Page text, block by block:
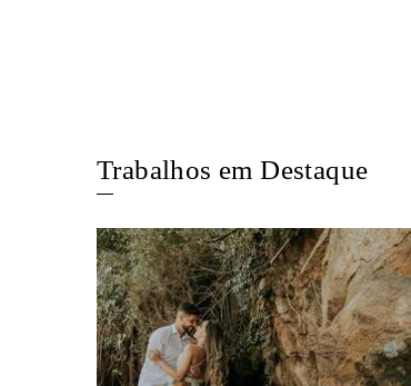
Trabalhos em Destaque